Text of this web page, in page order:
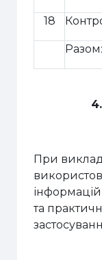
18
Разом:
При
та